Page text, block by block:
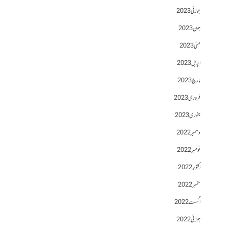
جولائی 2023
جون 2023
مئی 2023
اپریل 2023
مارچ 2023
فروری 2023
جنوری 2023
دسمبر 2022
نومبر 2022
اکتوبر 2022
ستمبر 2022
اگست 2022
جولائی 2022